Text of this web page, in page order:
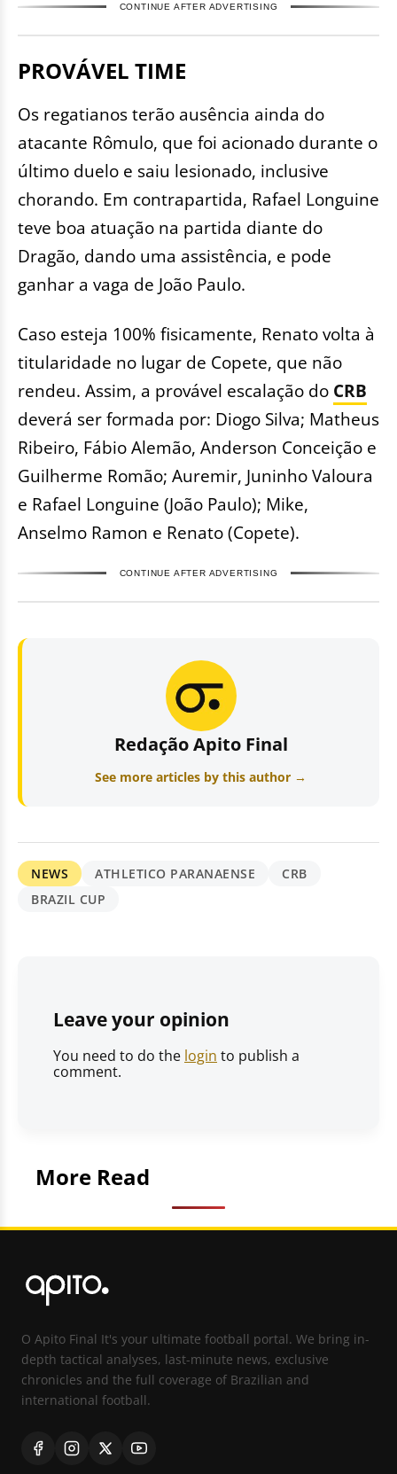
CONTINUE AFTER ADVERTISING
PROVÁVEL TIME
Os regatianos terão ausência ainda do
atacante Rômulo, que foi acionado durante o
último duelo e saiu lesionado, inclusive
chorando. Em contrapartida, Rafael Longuine
teve boa atuação na partida diante do
Dragão, dando uma assistência, e pode
ganhar a vaga de João Paulo.
Caso esteja 100% fisicamente, Renato volta à
titularidade no lugar de Copete, que não
rendeu. Assim, a provável escalação do CRB
deverá ser formada por: Diogo Silva; Matheus
Ribeiro, Fábio Alemão, Anderson Conceição e
Guilherme Romão; Auremir, Juninho Valoura
e Rafael Longuine (João Paulo); Mike,
Anselmo Ramon e Renato (Copete).
CONTINUE AFTER ADVERTISING
Redação Apito Final
See more articles by this author →
NEWS ATHLETICO PARANAENSE
CRB
BRAZIL CUP
Leave your opinion
You need to do the login to publish a
comment.
More Read
O Apito Final It's your ultimate football portal. We bring in-
depth tactical analyses, last-minute news, exclusive
chronicles and the full coverage of Brazilian and
international football.